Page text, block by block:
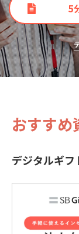
5
おすすめ
デジタルギフ